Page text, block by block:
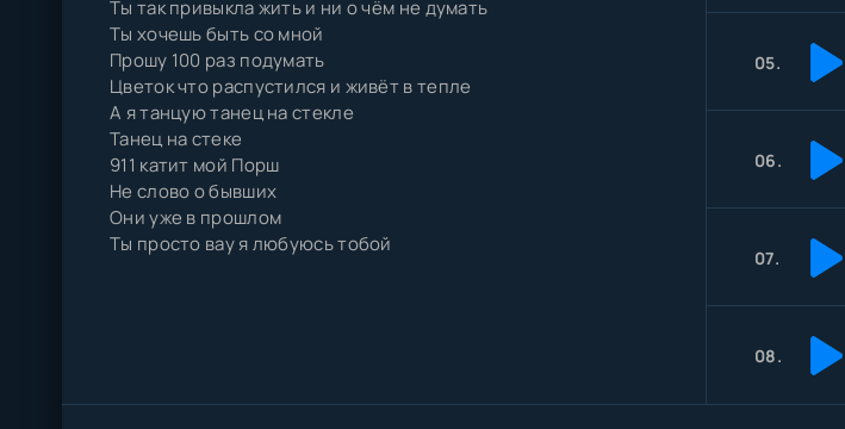
Ты так привыкла жить и ни о чём не думать
Ты хочешь быть со мной
Прошу 100 раз подумать
Цветок что распустился и живёт в тепле
А я танцую танец на стекле
Танец на стеке
911 катит мой Порш
Не слово о бывших
Они уже в прошлом
Ты просто вау я любуюсь тобой
05.
06.
07.
08.